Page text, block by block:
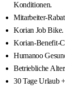
Konditionen.
Mitarbeiter-
Korian Job Bike.
Korian-Benefit-
Humanoo
Betriebliche
30 Tage Urlaub